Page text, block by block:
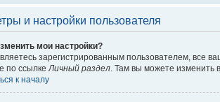
и настройки пользователя
мои настройки?
зарегистрированным пользователем, все
по ссылкеЛичный раздел. Там вы можете изменить
к началу